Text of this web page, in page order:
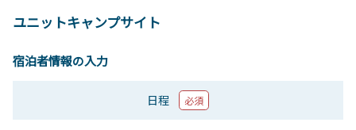
ユニットキャンプサイト
宿泊者情報の入力
日程 必須